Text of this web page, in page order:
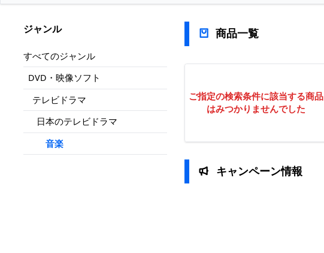
ジャンル
すべてのジャンル
DVD・映像ソフト
テレビドラマ
日本のテレビドラマ
音楽
商品一覧
ご指定の検索条件に該当する商品
はみつかりませんでした
キャンペーン情報